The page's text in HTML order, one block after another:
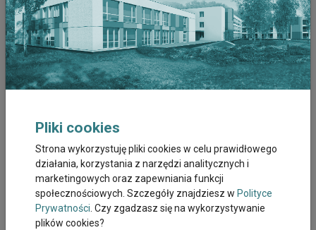
Listopad 2022
Październik 2022
Wrzesień 2022
Lipiec 2022
Czerwiec 2022
Maj 2022
Pliki cookies
Strona wykorzystuję pliki cookies w celu prawidłowego
działania, korzystania z narzędzi analitycznych i
marketingowych oraz zapewniania funkcji
społecznościowych. Szczegóły znajdziesz w Polityce
Prywatności. Czy zgadzasz się na wykorzystywanie
plików cookies?